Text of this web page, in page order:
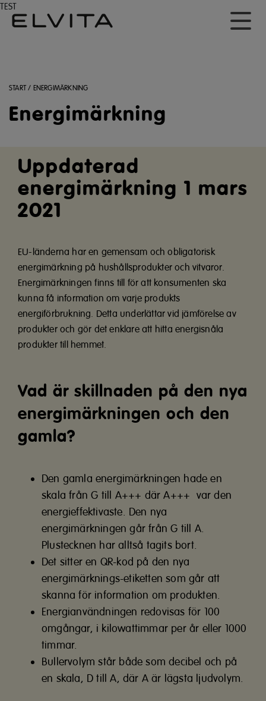
TEST
START / ENERGIMÄRKNING
Energimärkning
Uppdaterad
energimärkning 1 mars
2021
EU-länderna har en gemensam och obligatorisk
energimärkning på hushållsprodukter och vitvaror.
Energimärkningen finns till för att konsumenten ska
kunna få information om varje produkts
energiförbrukning. Detta underlättar vid jämförelse av
produkter och gör det enklare att hitta energisnåla
produkter till hemmet.
Vad är skillnaden på den nya
energimärkningen och den
gamla?
Den gamla energimärkningen hade en
skala från G till A+++ där A+++ var den
energieffektivaste. Den nya
energimärkningen går från G till A.
Plustecknen har alltså tagits bort.
Det sitter en QR-kod på den nya
energimärknings-etiketten som går att
skanna för information om produkten.
Energianvändningen redovisas för 100
omgångar, i kilowattimmar per år eller 1000
timmar.
Bullervolym står både som decibel och på
en skala, D till A, där A är lägsta ljudvolym.